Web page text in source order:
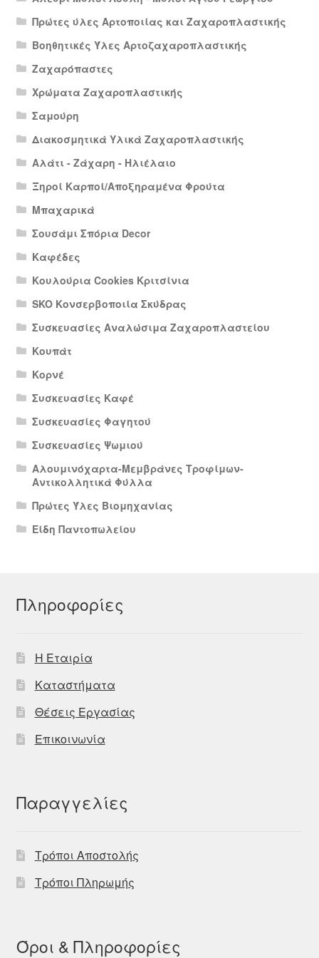
Πρώτες ύλες Αρτοποιίας και Ζαχαροπλαστικής
Βοηθητικές Ύλες Αρτοζαχαροπλαστικής
Ζαχαρόπαστες
Χρώματα Ζαχαροπλαστικής
Σαμούρη
Διακοσμητικά Υλικά Ζαχαροπλαστικής
Αλάτι - Ζάχαρη - Ηλιέλαιο
Ξηροί Καρποί/Αποξηραμένα Φρούτα
Μπαχαρικά
Σουσάμι Σπόρια Decor
Καφέδες
Κουλούρια Cookies Κριτσίνια
SKO Κονσερβοποιία Σκύδρας
Συσκευασίες Αναλώσιμα Ζαχαροπλαστείου
Κουπάτ
Κορνέ
Συσκευασίες Καφέ
Συσκευασίες Φαγητού
Συσκευασίες Ψωμιού
Αλουμινόχαρτα-Μεμβράνες Τροφίμων-
Αντικολλητικά Φύλλα
Πρώτες Ύλες Βιομηχανίας
Είδη Παντοπωλείου
Πληροφορίες
Η Εταιρία
Καταστήματα
Θέσεις Εργασίας
Επικοινωνία
Παραγγελίες
Τρόποι Αποστολής
Τρόποι Πληρωμής
Όροι & Πληροφορίες